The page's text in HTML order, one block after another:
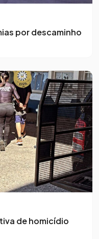
por descaminho
de homicídio